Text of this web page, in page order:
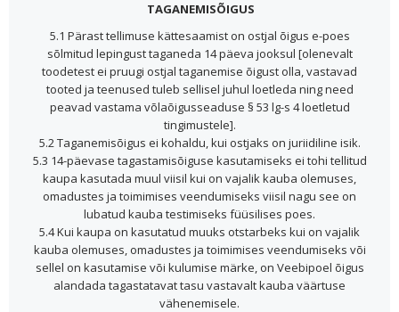
TAGANEMISÕIGUS
5.1 Pärast tellimuse kättesaamist on ostjal õigus e-poes
sõlmitud lepingust taganeda 14 päeva jooksul [olenevalt
toodetest ei pruugi ostjal taganemise õigust olla, vastavad
tooted ja teenused tuleb sellisel juhul loetleda ning need
peavad vastama võlaõigusseaduse § 53 lg-s 4 loetletud
tingimustele].
5.2 Taganemisõigus ei kohaldu, kui ostjaks on juriidiline isik.
5.3 14-päevase tagastamisõiguse kasutamiseks ei tohi tellitud
kaupa kasutada muul viisil kui on vajalik kauba olemuses,
omadustes ja toimimises veendumiseks viisil nagu see on
lubatud kauba testimiseks füüsilises poes.
5.4 Kui kaupa on kasutatud muuks otstarbeks kui on vajalik
kauba olemuses, omadustes ja toimimises veendumiseks või
sellel on kasutamise või kulumise märke, on Veebipoel õigus
alandada tagastatavat tasu vastavalt kauba väärtuse
vähenemisele.